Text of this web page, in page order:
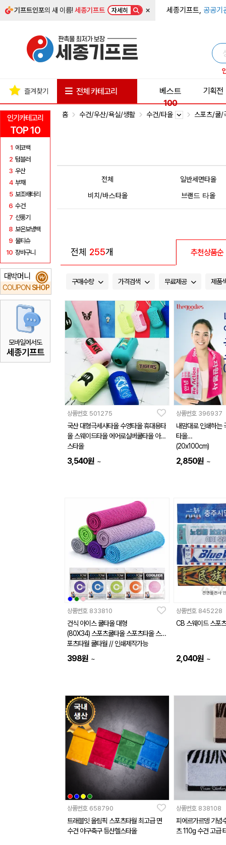
기프트인포의 새 이름!세종기프트 자세히 × 세종기프트, 공공기
인기카테고리
TOP 10
1 에코백
2 텀블러
3 우산
4 부채
5 보조배터리
6 수건
7 선풍기
8 보온보냉백
9 물티슈
10 장바구니
대박머니
COUPON SHOP
₩
모바일에서도
세종기프트
즐겨찾기 전체 카테고리
베스트
100
기획전
홈 수건/우산/욕실/생활 수건/타올 스포츠/쿨/
전체
일반세면타올
비치/바스타올
브랜드 타올
전체 255개 추천상품순
구매수량 가격검색 무료제공 제품
상품번호 501275
국산 대형극세사타올 수영타올 휴대용타
올 스웨이드타올 에어로실버쿨타올 아이
스타올
3,540원 ~
상품번호 396937
내맘대로 인쇄하는
타올
(20x100cm)
2,850원 ~
상품번호 833810
건식 아이스 쿨타올 대형
(80X34) 스포츠쿨타올 스포츠타올 스
포츠타월 쿨타월 // 인쇄제작가능
398원 ~
상품번호 845228
CB 스웨이드 스
2,040원 ~
상품번호 658790
트래블잇 올림픽 스포츠타월 최고급 면
수건 야구축구 등산헬스타올
상품번호 838108
피에르가르뎅 기념
츠 110g 수건 고급